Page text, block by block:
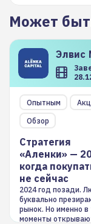
Может
Элвис
Опытным
Обзор
Стратегия
«Аленки» —
когда
не сейчас
2024 год позади.
буквально
рынок. Но именно в
моменты